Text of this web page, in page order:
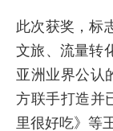
此次获奖，标
文旅、流量转
亚洲业界公认
方联手打造并
里很好吃》等